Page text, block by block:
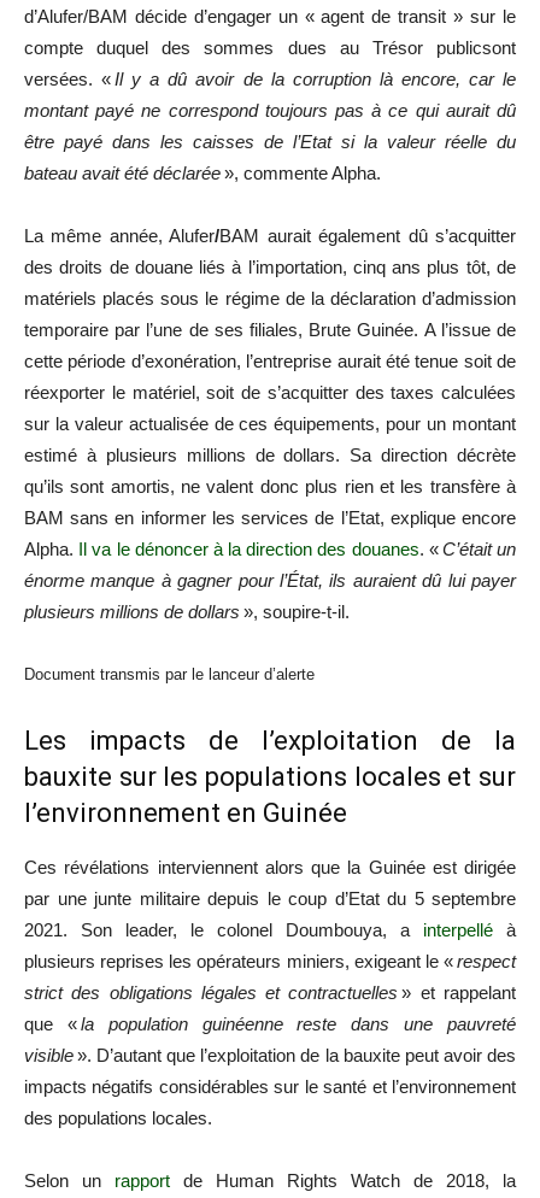
d’Alufer/BAM décide d’engager un « agent de transit » sur le
compte duquel des sommes dues au Trésor publicsont
versées. «Il y a dû avoir de la corruption là encore, car le
montant payé ne correspond toujours pas à ce qui aurait dû
être payé dans les caisses de l’Etat si la valeur réelle du
bateau avait été déclarée», commente Alpha.
La même année, Alufer/BAM aurait également dû s’acquitter
des droits de douane liés à l’importation, cinq ans plus tôt, de
matériels placés sous le régime de la déclaration d’admission
temporaire par l’une de ses filiales, Brute Guinée. A l’issue de
cette période d’exonération, l’entreprise aurait été tenue soit de
réexporter le matériel, soit de s’acquitter des taxes calculées
sur la valeur actualisée de ces équipements, pour un montant
estimé à plusieurs millions de dollars. Sa direction décrète
qu’ils sont amortis, ne valent donc plus rien et les transfère à
BAM sans en informer les services de l’Etat, explique encore
Alpha. Il va le dénoncer à la direction des douanes. «C’était un
énorme manque à gagner pour l’État, ils auraient dû lui payer
plusieurs millions de dollars », soupire-t-il.
Document transmis par le lanceur d’alerte
Les impacts de l’exploitation de la
bauxite sur les populations locales et sur
l’environnement en Guinée
Ces révélations interviennent alors que la Guinée est dirigée
par une junte militaire depuis le coup d’Etat du 5 septembre
2021. Son leader, le colonel Doumbouya, a interpellé à
plusieurs reprises les opérateurs miniers, exigeant le «respect
strict des obligations légales et contractuelles » et rappelant
que «la population guinéenne reste dans une pauvreté
visible». D’autant que l’exploitation de la bauxite peut avoir des
impacts négatifs considérables sur le santé et l’environnement
des populations locales.
Selon un rapport de Human Rights Watch de 2018, la